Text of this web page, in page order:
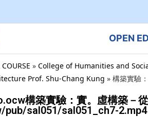
OPEN
» College of Humanities and
Prof. Shu-Chang Kung » 構築實驗
構築實驗：實。虛構築－
pub/sal051/sal051_ch7-2.mp4